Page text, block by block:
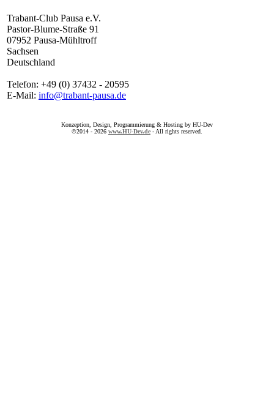
Trabant-Club Pausa e.V.
Pastor-Blume-Straße 91
07952 Pausa-Mühltroff
Sachsen
Deutschland
Telefon: +49 (0) 37432 - 20595
E-Mail: info@trabant-pausa.de
Konzeption, Design, Programmierung & Hosting by HU-Dev
©2014 - 2026 www.HU-Dev.de - All rights reserved.